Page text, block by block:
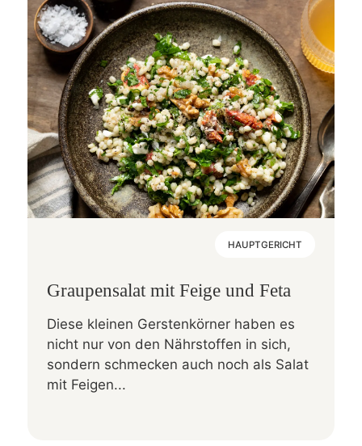
HAUPTGERICHT
Graupensalat mit Feige und Feta
Diese kleinen Gerstenkörner haben es
nicht nur von den Nährstoffen in sich,
sondern schmecken auch noch als Salat
mit Feigen...